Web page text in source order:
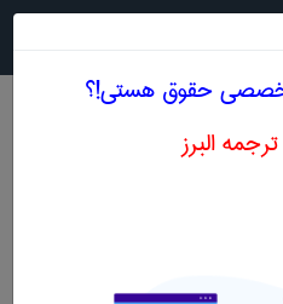
حقوق هستی!؟
البرز